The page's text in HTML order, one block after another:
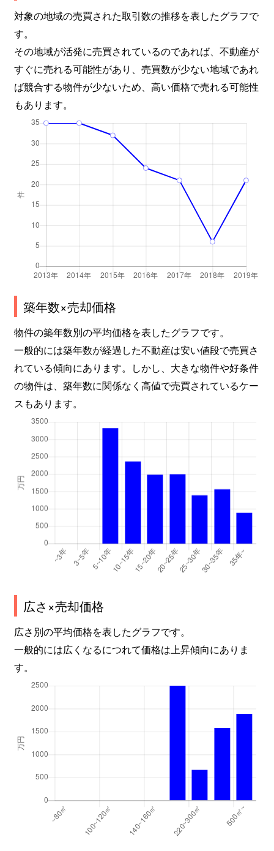
対象の地域の売買された取引数の推移を表したグラフで
す。
その地域が活発に売買されているのであれば、不動産が
すぐに売れる可能性があり、売買数が少ない地域であれ
ば競合する物件が少ないため、高い価格で売れる可能性
もあります。
築年数×売却価格
物件の築年数別の平均価格を表したグラフです。
一般的には築年数が経過した不動産は安い値段で売買さ
れている傾向にあります。しかし、大きな物件や好条件
の物件は、築年数に関係なく高値で売買されているケー
スもあります。
広さ×売却価格
広さ別の平均価格を表したグラフです。
一般的には広くなるにつれて価格は上昇傾向にありま
す。